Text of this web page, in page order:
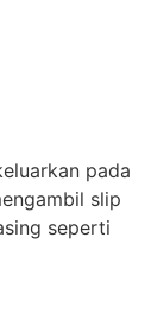
pada
slip
seperti